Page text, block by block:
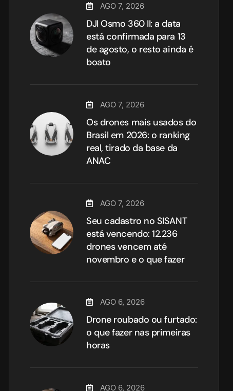
AGO 7, 2026
DJI Osmo 360 II: a data
está confirmada para 13
de agosto, o resto ainda é
boato
AGO 7, 2026
Os drones mais usados do
Brasil em 2026: o ranking
real, tirado da base da
ANAC
AGO 7, 2026
Seu cadastro no SISANT
está vencendo: 12.236
drones vencem até
novembro e o que fazer
AGO 6, 2026
Drone roubado ou furtado:
o que fazer nas primeiras
horas
AGO 6, 2026